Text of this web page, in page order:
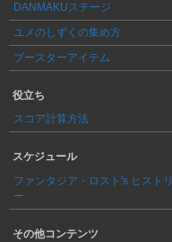
DANMAKUステージ
ユメのしずくの集め方
ブースターアイテム
役立ち
スコア計算方法
スケジュール
ファンタジア・ロスト's ヒストリ
ー
その他コンテンツ